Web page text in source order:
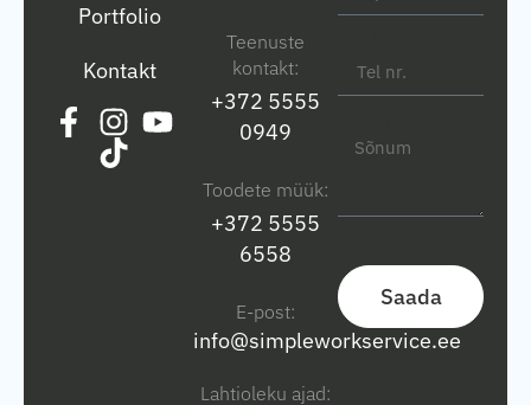
Portfolio
Kontakt
Teenuste
kontakt:
+372 5555
0949
Toodete müük:
+372 5555
6558
E-post:
info@simpleworkservice.ee
Lahtioleku ajad:
Saada